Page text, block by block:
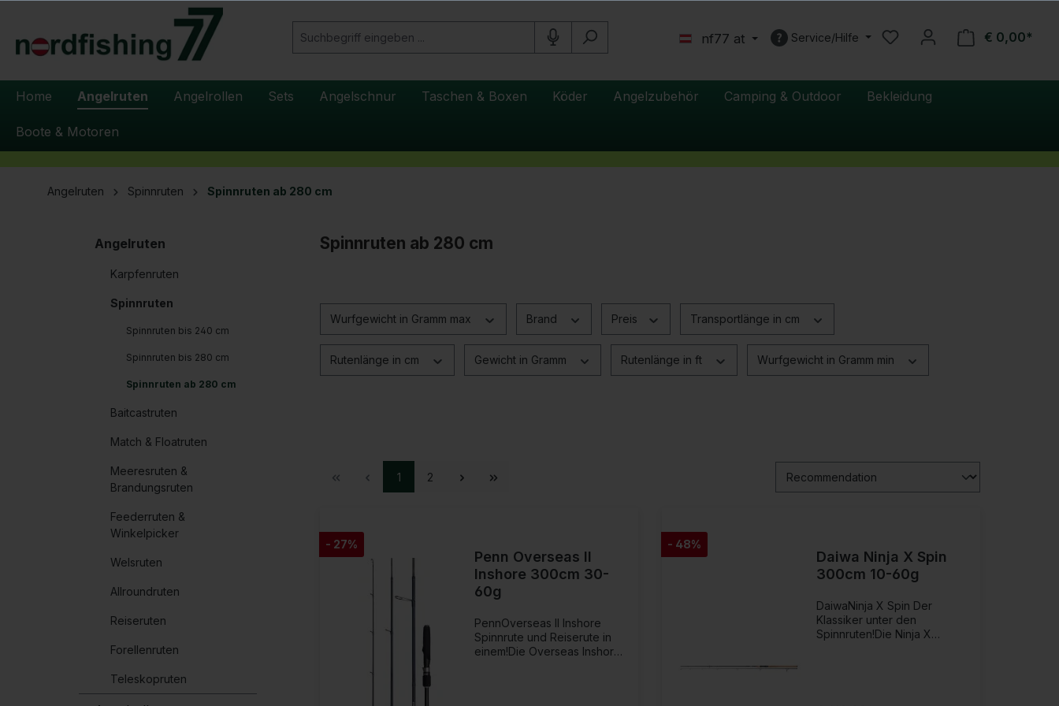
Zur Hauptnavigation springen
nf77 at Service/Hilfe € 0,00*
Home Angelruten Angelrollen Sets Angelschnur Taschen & Boxen Köder Angelzubehör Camping & Outdoor Bekleidung
Boote & Motoren
Angelruten Spinnruten Spinnruten ab 280 cm
Angelruten
Karpfenruten
Spinnruten
Spinnruten bis 240 cm
Spinnruten bis 280 cm
Spinnruten ab 280 cm
Baitcastruten
Match & Floatruten
Meeresruten &
Brandungsruten
Feederruten &
Winkelpicker
Welsruten
Allroundruten
Reiseruten
Forellenruten
Teleskopruten
Spinnruten ab 280 cm
Wurfgewicht in Gramm max Brand Preis Transportlänge in cm
Rutenlänge in cm Gewicht in Gramm Rutenlänge in ft Wurfgewicht in Gramm min
1 2
- 27%
Penn Overseas II
Inshore 300cm 30-
60g
PennOverseas II Inshore
Spinnrute und Reiserute in
einem!Die Overseas Inshore
- 48%
Daiwa Ninja X Spin
300cm 10-60g
DaiwaNinja X Spin Der
Klassiker unter den
Spinnruten!Die Ninja X